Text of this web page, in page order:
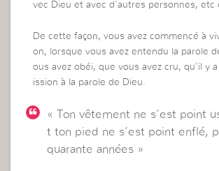
vec Dieu et avec d’autres personnes, etc
De cette façon, vous avez commencé à
on, lorsque vous avez entendu la parole
ous avez obéi, que vous avez cru, qu’il y
ission à la parole de Dieu.
« Ton vêtement ne s’est point
t ton pied ne s’est point enflé,
quarante années »